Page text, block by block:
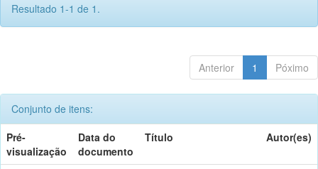
Resultado 1-1 de 1.
Anterior 1 Póximo
Conjunto de itens:
Pré-
visualização
Data do
documento
Título Autor(es)